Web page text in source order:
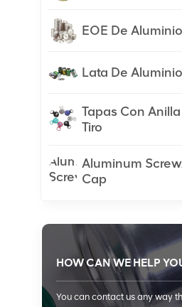
EOE De Aluminio
Lata De Aluminio
Tapas Con
Tiro
Aluminum
Cap
HOW CAN WE HELP
You can contact us any way